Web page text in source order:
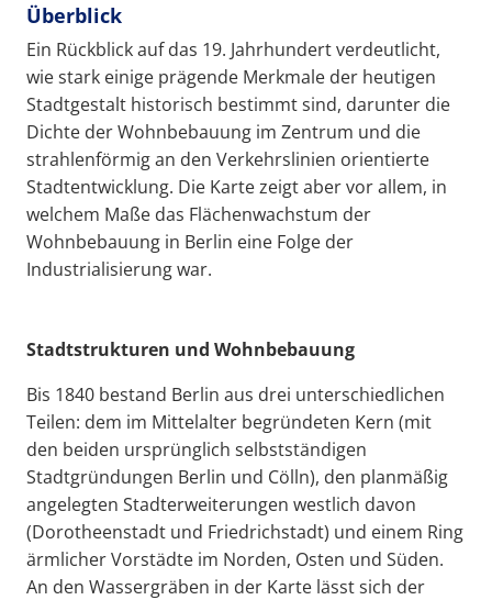
Überblick
Ein Rückblick auf das 19. Jahrhundert verdeutlicht,
wie stark einige prägende Merkmale der heutigen
Stadtgestalt historisch bestimmt sind, darunter die
Dichte der Wohnbebauung im Zentrum und die
strahlenförmig an den Verkehrslinien orientierte
Stadtentwicklung. Die Karte zeigt aber vor allem, in
welchem Maße das Flächenwachstum der
Wohnbebauung in Berlin eine Folge der
Industrialisierung war.
Stadtstrukturen und Wohnbebauung
Bis 1840 bestand Berlin aus drei unterschiedlichen
Teilen: dem im Mittelalter begründeten Kern (mit
den beiden ursprünglich selbstständigen
Stadtgründungen Berlin und Cölln), den planmäßig
angelegten Stadterweiterungen westlich davon
(Dorotheenstadt und Friedrichstadt) und einem Ring
ärmlicher Vorstädte im Norden, Osten und Süden.
An den Wassergräben in der Karte lässt sich der